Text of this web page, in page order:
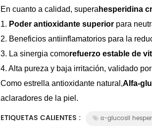
En cuanto a calidad, supera hesperidina
1. Poder antioxidante superior para
2. Beneficios antiinflamatorios para la
3. La sinergia comorefuerzo estable de
4. Alta pureza y baja irritación, validado
Como estrella antioxidante natural,Alfa-
aclaradores de la piel.
ETIQUETAS CALIENTES : α-glucosil